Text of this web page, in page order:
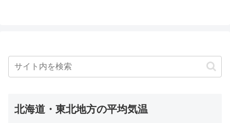
北海道・東北地方の平均気温